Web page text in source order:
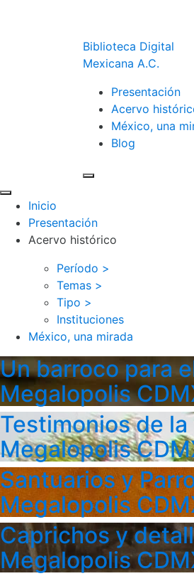
Biblioteca Digital
Mexicana A.C.
Presentación
Acervo
México, una
Blog
Inicio
Presentación
Acervo histórico
Período >
Temas >
Tipo >
Instituciones
México, una mirada
Un barroco para
Megalopolis
Testimonios de
Megalopolis
Santuarios y
Megalopolis
Caprichos y
Megalopolis